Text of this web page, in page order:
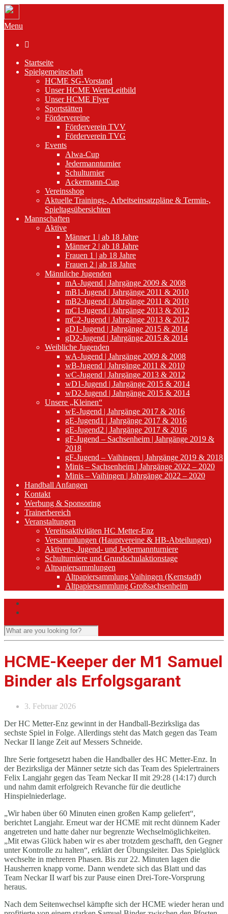
Menu

Startseite
Spielgemeinschaft
HCME SG-Vorstand
Unser HCME WerteLeitbild
Unser HCME Flyer
Sportstätten
Fördervereine
Förderverein TVV
Förderverein TVG
Events
Alwa-Cup
Jedermannturnier
Schulturnier
Ackermann-Cup
Vereinsshop
Aktuelle Trainings-, Arbeitseinsatzpläne & Termin-,
Spieltagsübersichten
Mannschaften
Aktive
Männer 1 | ab 18 Jahre
Männer 2 | ab 18 Jahre
Frauen 1 | ab 18 Jahre
Frauen 2 | ab 18 Jahre
Männliche Jugenden
mA-Jugend | Jahrgänge 2009 & 2008
mB1-Jugend | Jahrgänge 2011 & 2010
mB2-Jugend | Jahrgänge 2011 & 2010
mC1-Jugend | Jahrgänge 2013 & 2012
mC2-Jugend | Jahrgänge 2013 & 2012
gD1-Jugend | Jahrgänge 2015 & 2014
gD2-Jugend | Jahrgänge 2015 & 2014
Weibliche Jugenden
wA-Jugend | Jahrgänge 2009 & 2008
wB-Jugend | Jahrgänge 2011 & 2010
wC-Jugend | Jahrgänge 2013 & 2012
wD1-Jugend | Jahrgänge 2015 & 2014
wD2-Jugend | Jahrgänge 2015 & 2014
Unsere „Kleinen“
wE-Jugend | Jahrgänge 2017 & 2016
gE-Jugend1 | Jahrgänge 2017 & 2016
gE-Jugend2 | Jahrgänge 2017 & 2016
gF-Jugend – Sachsenheim | Jahrgänge 2019 &
2018
gF-Jugend – Vaihingen | Jahrgänge 2019 & 2018
Minis – Sachsenheim | Jahrgänge 2022 – 2020
Minis – Vaihingen | Jahrgänge 2022 – 2020
Handball Anfangen
Kontakt
Werbung & Sponsoring
Trainerbereich
Veranstaltungen
Vereinsaktivitäten HC Metter-Enz
Versammlungen (Hauptvereine & HB-Abteilungen)
Aktiven-, Jugend- und Jedermannturniere
Schulturniere und Grundschulaktionstage
Altpapiersammlungen
Altpapiersammlung Vaihingen (Kernstadt)
Altpapiersammlung Großsachsenheim
HCME-Keeper der M1 Samuel
Binder als Erfolgsgarant
3. Februar 2026
Der HC Metter-Enz gewinnt in der Handball-Bezirksliga das
sechste Spiel in Folge. Allerdings steht das Match gegen das Team
Neckar II lange Zeit auf Messers Schneide.
Ihre Serie fortgesetzt haben die Handballer des HC Metter-Enz. In
der Bezirksliga der Männer setzte sich das Team des Spielertrainers
Felix Langjahr gegen das Team Neckar II mit 29:28 (14:17) durch
und nahm damit erfolgreich Revanche für die deutliche
Hinspielniederlage.
„Wir haben über 60 Minuten einen großen Kamp geliefert“,
berichtet Langjahr. Erneut war der HCME mit recht dünnem Kader
angetreten und hatte daher nur begrenzte Wechselmöglichkeiten.
„Mit etwas Glück haben wir es aber trotzdem geschafft, den Gegner
unter Kontrolle zu halten“, erklärt der Übungsleiter. Das Spielglück
wechselte in mehreren Phasen. Bis zur 22. Minuten lagen die
Hausherren knapp vorne. Dann wendete sich das Blatt und das
Team Neckar II warf bis zur Pause einen Drei-Tore-Vorsprung
heraus.
Nach dem Seitenwechsel kämpfte sich der HCME wieder heran und